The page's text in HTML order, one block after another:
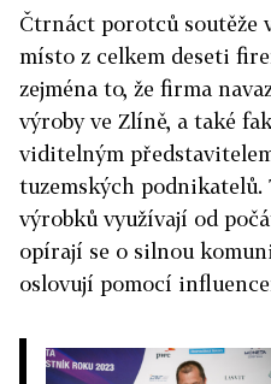
Čtrnáct porotců soutěže
místo z celkem deseti
zejména to, že firma
výroby ve Zlíně, a také
viditelným
tuzemských
výrobků využívají od
opírají se o silnou
oslovují pomocí